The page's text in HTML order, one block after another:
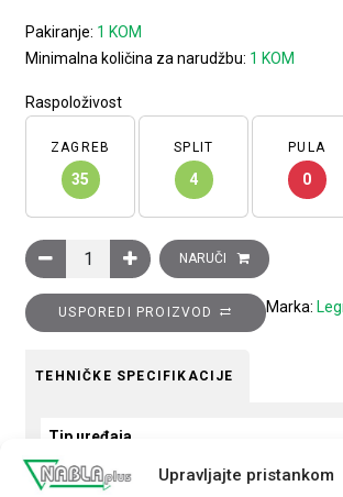
Upravljajte pristankom
Pakiranje: 1 KOM
Minimalna količina za narudžbu: 1 KOM
Raspoloživost
ZAGREB
35
SPLIT
4
PULA
0
Sklopka Clasia, 10A, 1 modul, s LED
NARUČI
USPOREDI PROIZVOD Marka:
TEHNIČKE SPECIFIKACIJE
Tip uređaja
Sklopka